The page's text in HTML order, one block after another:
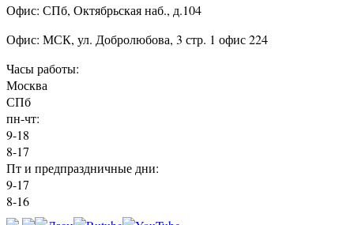
Офис: СПб, Октябрьская наб., д.104
Офис: МСК, ул. Добролюбова, 3 стр. 1 офис 224
Часы работы:
Москва
СПб
пн-чт:
9-18
8-17
Пт и предпраздничные дни:
9-17
8-16